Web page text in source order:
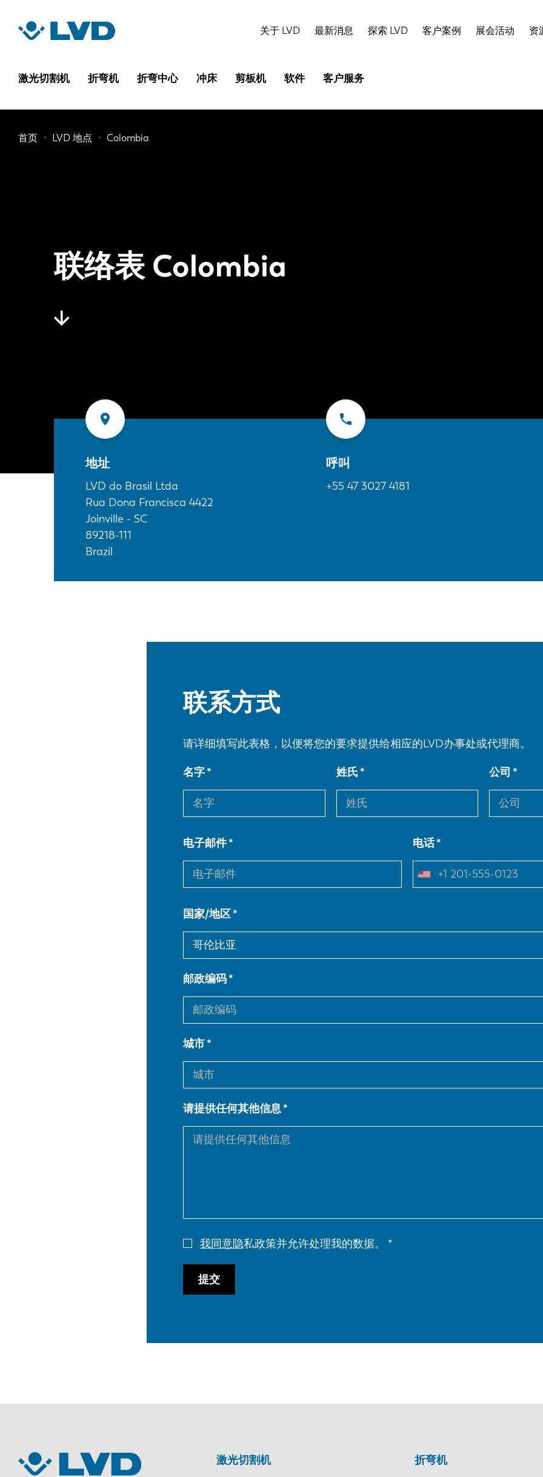
容
关于 LVD 最新消息 探索 LVD 客户案例 展会活动 资
激光切割机 折弯机 折弯中心 冲床 剪板机 软件 客户服务
面
首页 LVD 地点 Colombia
联络表 Colombia
地址
LVD do Brasil Ltda
Rua Dona Francisca 4422
Joinville - SC
89218-111
Brazil
呼叫
+55 47 3027 4181
联系方式
请详细填写此表格，以便将您的要求提供给相应的LVD办事处或代理商。
名字 姓氏 公司
电子邮件 电话
国家/地区
邮政编码
城市
请提供任何其他信息
我同意隐私政策并允许处理我的数据。
提交
激光切割机 折弯机
EN